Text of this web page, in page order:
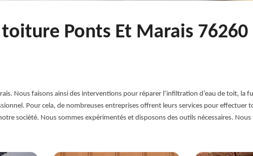
Ponts Et Marais 76260
Nous faisons ainsi des interventions pour réparer l’infiltration d’eau de toit, la
Pour cela, de nombreuses entreprises offrent leurs services pour effectuer
société. Nous sommes expérimentés et disposons des outils nécessaires. Nous